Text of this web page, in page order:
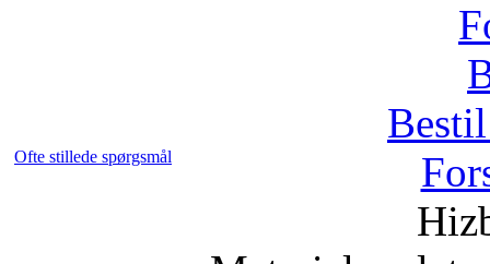
Ofte stillede spørgsmål